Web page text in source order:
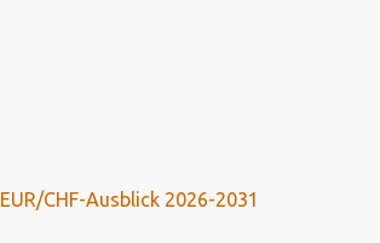
EUR/CHF-Ausblick 2026-2031